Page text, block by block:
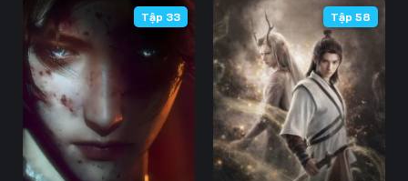
Tập 46 Tập 47 Tập 48
Tập 49 Tập 50 Tập 51
Tập 52 Tập 53 Tập 54
Tập 55 Tập 56 Tập 57
Tập 33 Tập 58